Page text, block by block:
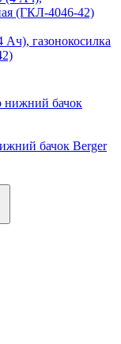
газонокосилка
бачок Berger